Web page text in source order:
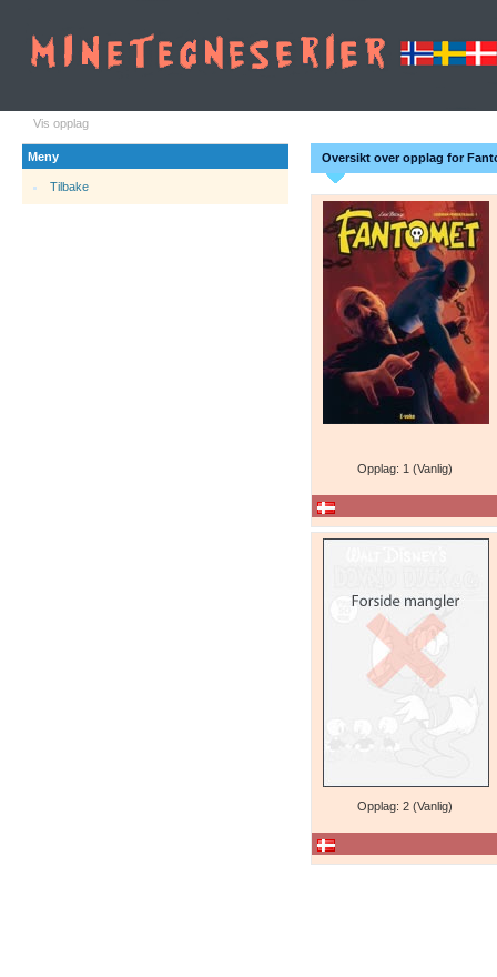
Vis opplag
Meny
Tilbake
Oversikt over opplag for
Opplag: 1 (Vanlig)
Opplag: 2 (Vanlig)